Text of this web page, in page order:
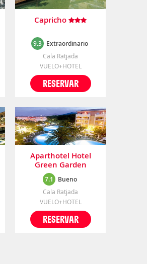
Capricho
9.3 Extraordinario
Cala Ratjada
VUELO+HOTEL
RESERVAR
Aparthotel Hotel
Green Garden
7.1 Bueno
Cala Ratjada
VUELO+HOTEL
RESERVAR